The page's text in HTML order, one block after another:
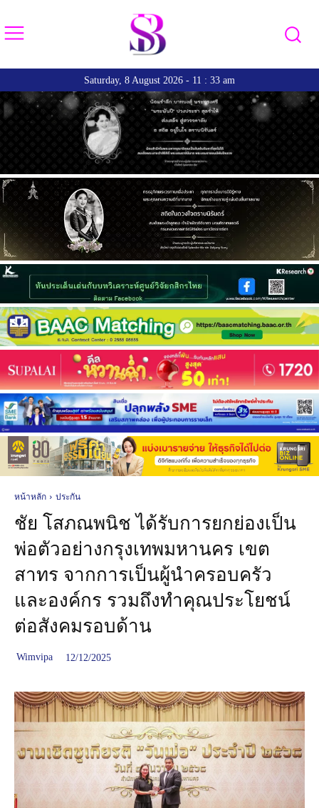
Saturday, 8 August 2026 - 11 : 33 am
หน้าหลัก ประกัน
ชัย โสภณพนิช ได้รับการยกย่องเป็น
พ่อตัวอย่างกรุงเทพมหานคร เขต
สาทร จากการเป็นผู้นำครอบครัว
และองค์กร รวมถึงทำคุณประโยชน์
ต่อสังคมรอบด้าน
Wimvipa 12/12/2025